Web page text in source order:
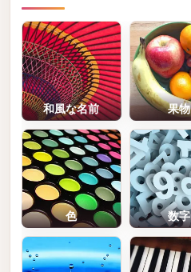
和風な名前 果物
色 数字